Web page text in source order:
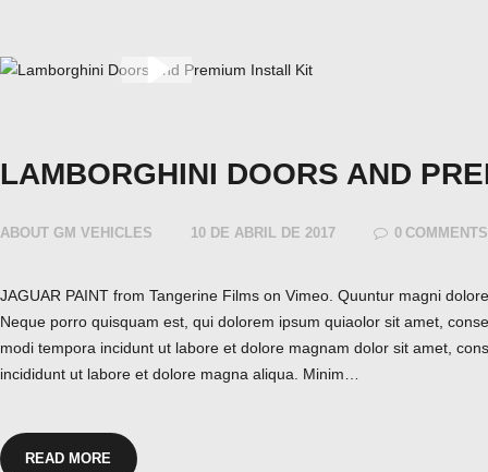
LAMBORGHINI DOORS AND
ABOUT GM VEHICLES 10 DE ABRIL DE 2017 0 COMMENTS
JAGUAR PAINT from Tangerine Films on Vimeo. Quuntur magni
Neque porro quisquam est, qui dolorem ipsum quiaolor sit amet,
modi tempora incidunt ut labore et dolore magnam dolor sit amet,
incididunt ut labore et dolore magna aliqua. Minim…
READ MORE